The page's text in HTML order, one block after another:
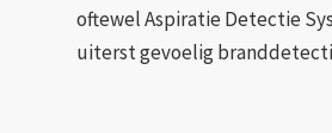
oftewel Aspiratie Detectie
uiterst gevoelig